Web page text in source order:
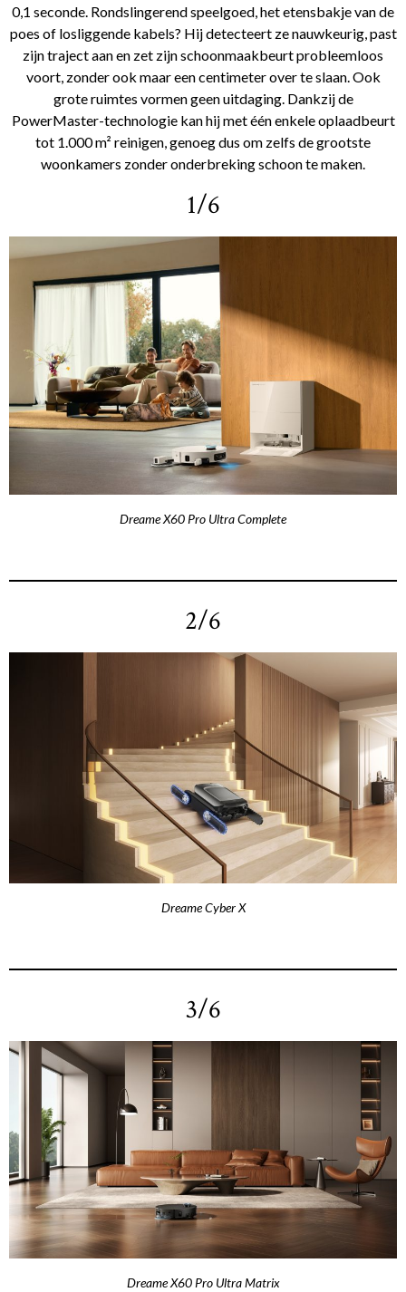
0,1 seconde. Rondslingerend speelgoed, het etensbakje van de
poes of losliggende kabels? Hij detecteert ze nauwkeurig, past
zijn traject aan en zet zijn schoonmaakbeurt probleemloos
voort, zonder ook maar een centimeter over te slaan. Ook
grote ruimtes vormen geen uitdaging. Dankzij de
PowerMaster-technologie kan hij met één enkele oplaadbeurt
tot 1.000 m² reinigen, genoeg dus om zelfs de grootste
woonkamers zonder onderbreking schoon te maken.
1/6
Dreame X60 Pro Ultra Complete
2/6
Dreame Cyber X
3/6
Dreame X60 Pro Ultra Matrix